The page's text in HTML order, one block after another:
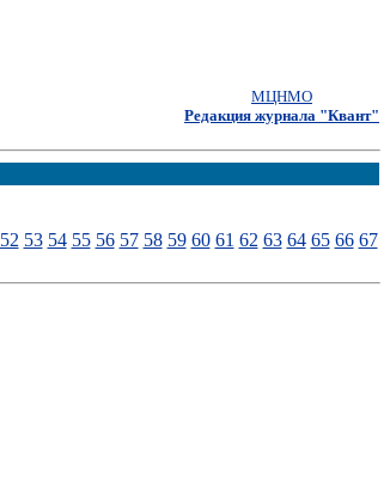
МЦНМО
Редакция журнала "Квант"
52 53 54 55 56 57 58 59 60 61 62 63 64 65 66 67